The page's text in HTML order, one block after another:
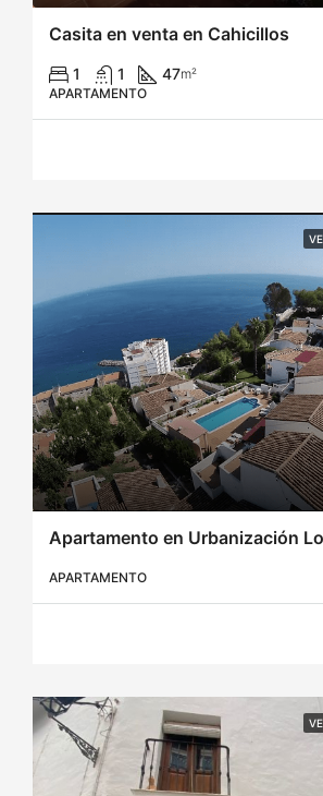
Casita en venta en Cahicillos
1 1 47m²
APARTAMENTO
Apartamento en Urbanización
APARTAMENTO